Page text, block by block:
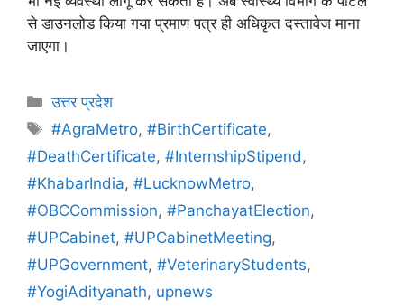
से डाउनलोड किया गया प्रमाण पत्र ही अधिकृत दस्तावेज माना
जाएगा।
उत्तर प्रदेश
#AgraMetro,#BirthCertificate,
#DeathCertificate, #InternshipStipend,
#KhabarIndia, #LucknowMetro,
#OBCCommission, #PanchayatElection,
#UPCabinet, #UPCabinetMeeting,
#UPGovernment, #VeterinaryStudents,
#YogiAdityanath, upnews